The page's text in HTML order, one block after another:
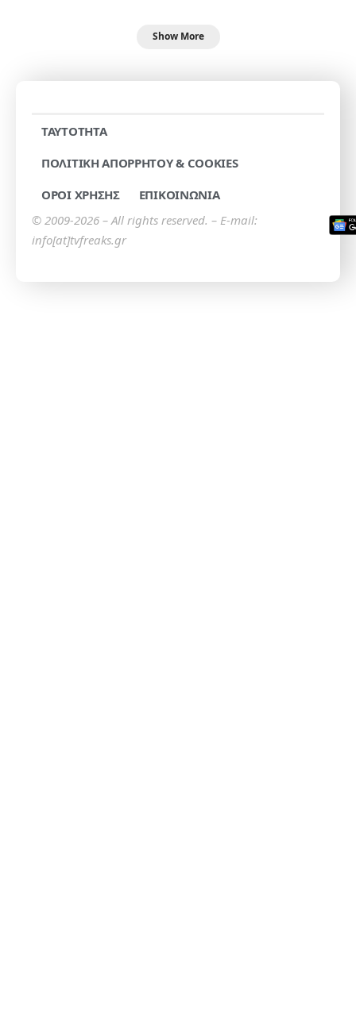
Show More
TAYTOTHTA
ΠΟΛΙΤΙΚΗ ΑΠΟΡΡΗΤΟΥ & COOKIES
ΟΡΟΙ ΧΡΗΣΗΣ
ΕΠΙΚΟΙΝΩΝΙΑ
© 2009-2026 – All rights reserved. – E-mail:
info[at]tvfreaks.gr